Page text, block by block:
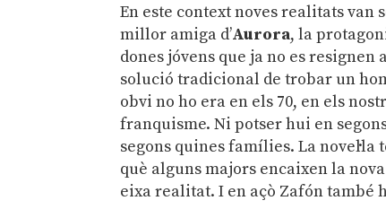
En este context noves realitats van
millor amiga d’Aurora, la
dones jóvens que ja no es resignen
solució tradicional de trobar un
obvi no ho era en els 70, en els
franquisme. Ni potser hui en
segons quines famílies. La
què alguns majors encaixen la
eixa realitat. I en açò Zafón també